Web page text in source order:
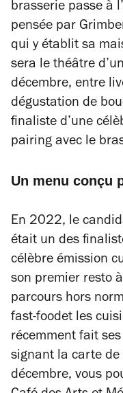
brasserie passe à
pensée par
qui y établit sa
sera le théâtre
décembre, entre
dégustation de
finaliste d’une
pairing avec le
Un menu conçu
En 2022, le
était un des
célèbre émission
son premier resto
parcours hors
fast-foodet les
récemment fait
signant la carte de
décembre, vous